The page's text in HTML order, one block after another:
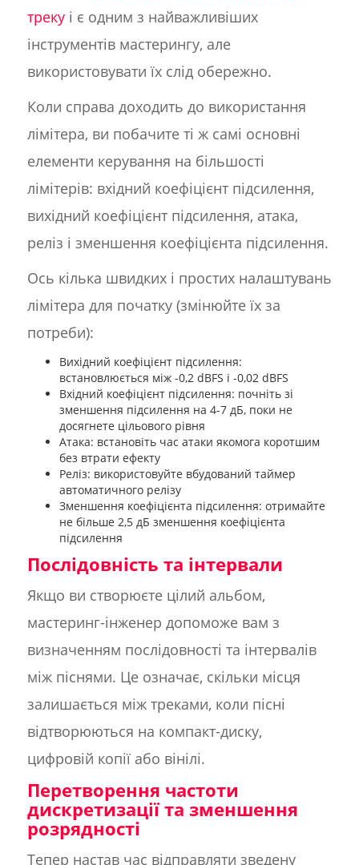
трекуі є одним з найважливіших
інструментів мастерингу, але
використовувати їх слід обережно.
Коли справа доходить до використання
лімітера, ви побачите ті ж самі основні
елементи керування на більшості
лімітерів: вхідний коефіцієнт підсилення,
вихідний коефіцієнт підсилення, атака,
реліз і зменшення коефіцієнта підсилення.
Ось кілька швидких і простих налаштувань
лімітера для початку (змінюйте їх за
потреби):
Вихідний коефіцієнт підсилення:
встановлюється між -0,2 dBFS і -0,02 dBFS
Вхідний коефіцієнт підсилення: почніть зі
зменшення підсилення на 4-7 дБ, поки не
досягнете цільового рівня
Атака: встановіть час атаки якомога коротшим
без втрати ефекту
Реліз: використовуйте вбудований таймер
автоматичного релізу
Зменшення коефіцієнта підсилення: отримайте
не більше 2,5 дБ зменшення коефіцієнта
підсилення
Послідовність та інтервали
Якщо ви створюєте цілий альбом,
мастеринг-інженер допоможе вам з
визначенням послідовності та інтервалів
між піснями. Це означає, скільки місця
залишається між треками, коли пісні
відтворюються на компакт-диску,
цифровій копії або вінілі.
Перетворення частоти
дискретизації та зменшення
розрядності
Тепер настав час відправляти зведену